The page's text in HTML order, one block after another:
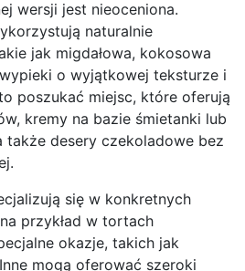
wersji jest nieoceniona.
naturalnie
jak migdałowa, kokosowa
o wyjątkowej teksturze i
poszukać miejsc, które oferują
kremy na bazie śmietanki lub
także desery czekoladowe bez
się w konkretnych
przykład w tortach
okazje, takich jak
mogą oferować szeroki